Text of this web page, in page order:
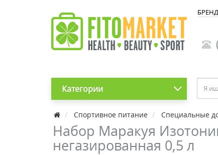
Категории
Спортивное питание Специальные
Набор Маракуя
негазированная 0,5 л